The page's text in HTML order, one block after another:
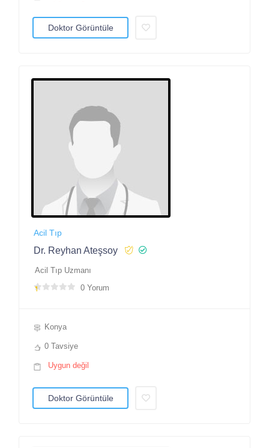
Doktor Görüntüle
Acil Tıp
Dr. Reyhan Ateşsoy
Acil Tıp Uzmanı
0 Yorum
Konya
0 Tavsiye
Uygun değil
Doktor Görüntüle